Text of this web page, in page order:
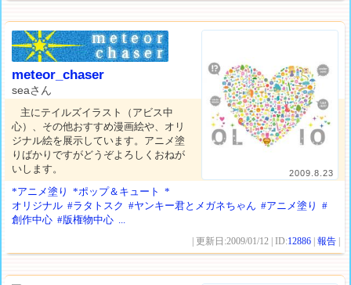
2009.8.23
meteor_chaser
seaさん
主にテイルズイラスト（アビス中
心）、その他おすすめ漫画絵や、オリ
ジナル絵を展示しています。アニメ塗
りばかりですがどうぞよろしくおねが
いします。
*アニメ塗り
*ポップ＆キュート
*
オリジナル #ラタトスク #ヤンキー君とメガネちゃん #アニメ塗り
#
創作中心 #版権物中心 ...
| 更新日:2009/01/12 | ID:12886 |報告